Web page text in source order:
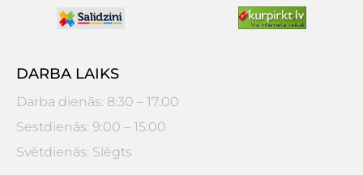
DARBA LAIKS
Darba dienās: 8:30 – 17:00
Sestdienās: 9:00 – 15:00
Svētdienās: Slēgts